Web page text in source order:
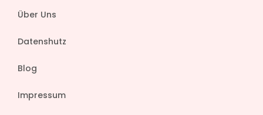
Über Uns
Datenshutz
Blog
Impressum